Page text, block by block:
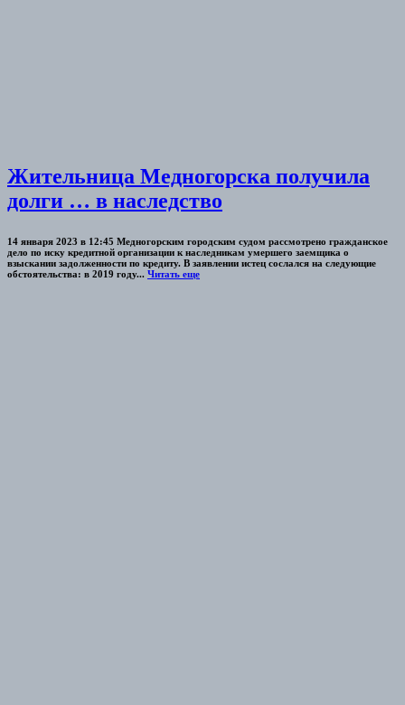
Жительница Медногорска получила
долги … в наследство
14 января 2023 в 12:45 Медногорским городским судом рассмотрено гражданское
дело по иску кредитной организации к наследникам умершего заемщика о
взыскании задолженности по кредиту. В заявлении истец сослался на следующие
обстоятельства: в 2019 году... Читать еще